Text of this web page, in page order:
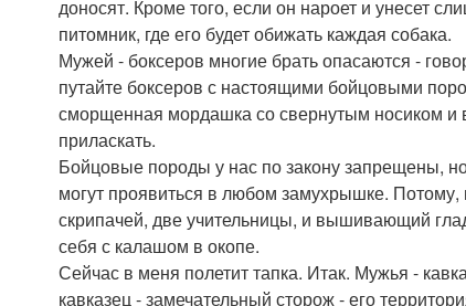
доносят. Кроме того, если он нароет и унесет
питомник, где его будет обижать каждая собака.
Мужей - боксеров многие брать опасаются -
путайте боксеров с настоящими бойцовыми
сморщенная мордашка со свернутым носиком
приласкать.
Бойцовые породы у нас по закону запрещены,
могут проявиться в любом замухрышке.
скрипачей, две учительницы, и вышивающий
себя с калашом в окопе.
Сейчас в меня полетит тапка. Итак. Мужья -
кавказец - замечательный сторож - его